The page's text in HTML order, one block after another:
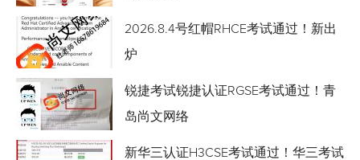
2026.8.4号红帽RHCE考试通过！新出
炉
锐捷考试锐捷认证RGSE考试通过！青
岛尚文网络
新华三认证H3CSE考试通过！华三考试